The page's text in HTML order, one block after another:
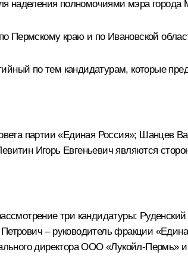
наделения полномочиями мэра города
Пермскому краю и по Ивановской
по тем кандидатурам, которые
партии «Единая Россия»; Шанцев
Игорь Евгеньевич являются
три кандидатуры:
– руководитель фракции
директора ООО «Лукойл-